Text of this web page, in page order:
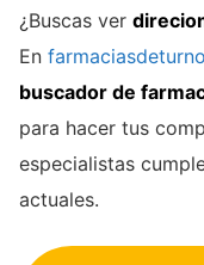
¿Buscas ver
En
buscador de
para hacer tus
especialistas
actuales.